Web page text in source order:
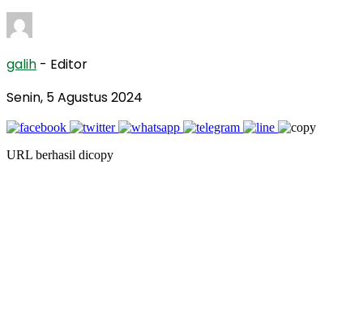
galih - Editor
Senin, 5 Agustus 2024
URL berhasil dicopy